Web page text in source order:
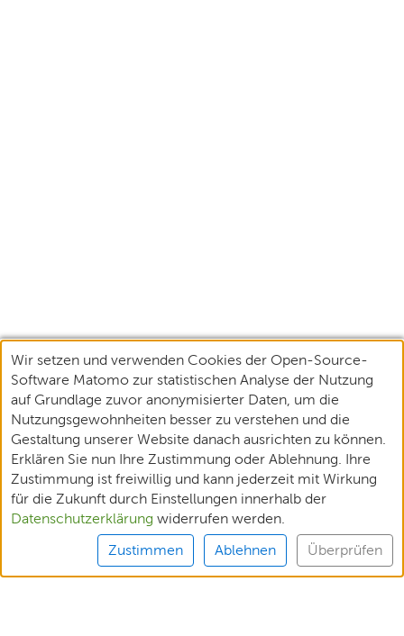
Wir setzen und verwenden Cookies der Open-Source-
Software Matomo zur statistischen Analyse der Nutzung
auf Grundlage zuvor anonymisierter Daten, um die
Nutzungsgewohnheiten besser zu verstehen und die
Gestaltung unserer Website danach ausrichten zu können.
Erklären Sie nun Ihre Zustimmung oder Ablehnung. Ihre
Zustimmung ist freiwillig und kann jederzeit mit Wirkung
für die Zukunft durch Einstellungen innerhalb der
Datenschutzerklärung widerrufen werden.
Zustimmen Ablehnen Überprüfen